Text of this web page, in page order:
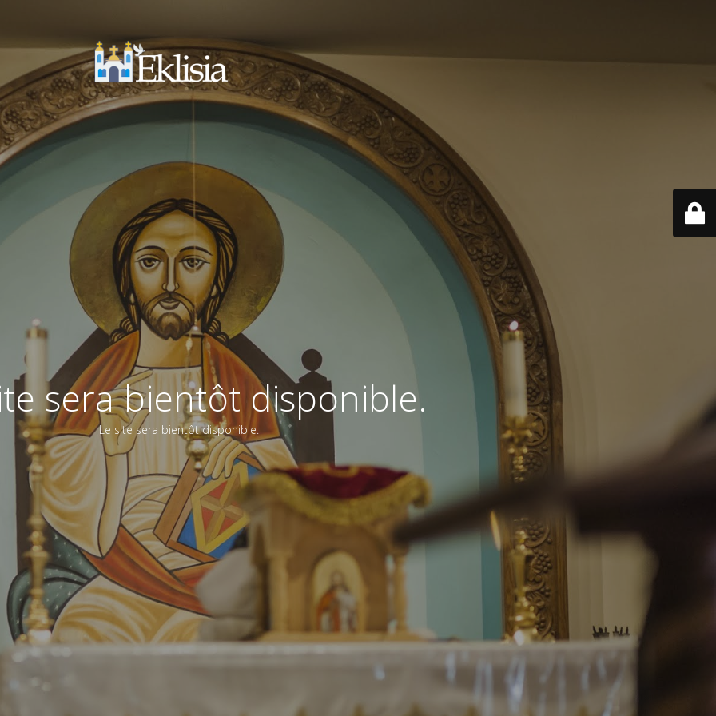
sera bientôt disponible.
Le site sera bientôt disponible.